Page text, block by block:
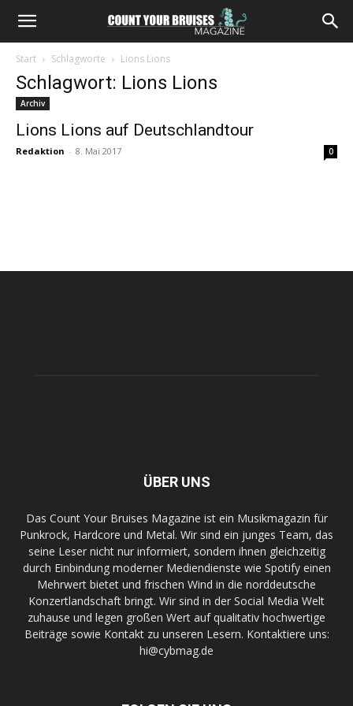
Start Schlagworte Lions Lions
Schlagwort: Lions Lions
Archiv
Lions Lions auf Deutschlandtour
Redaktion - 8. Mai 2017 0
ÜBER UNS
Das Count Your Bruises Magazine ist ein Musikmagazin für
Punkrock, Hardcore und Metal. Wir sind ein junges Team, das
seine Leser nicht nur informiert, sondern ihnen gleichzeitig
durch Einbindung moderner Mediendienste wie Spotify einen
Mehrwert bietet und frischen Wind in die norddeutsche
Konzertlandschaft bringt. Wir sind in der Social Media Welt
zuhause und legen großen Wert auf qualitativ hochwertige
Beiträge sowie Kontakt zu unseren Lesern. Kontaktiere uns:
hi@cybmag.de